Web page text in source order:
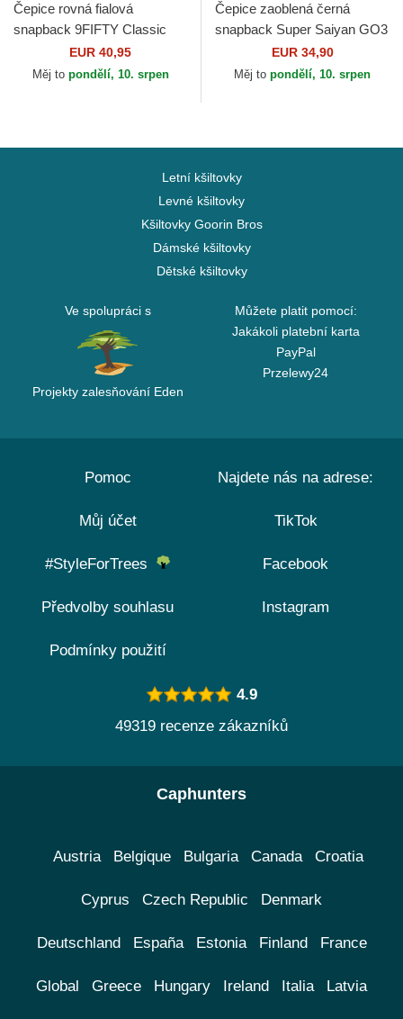
Čepice rovná fialová
snapback 9FIFTY Classic
Toronto Raptors NBA New
Era
EUR 40,95
Měj to pondělí, 10. srpen
Čepice zaoblená černá
snapback Super Saiyan GO3
Son Goku Dragon Ball
Capslab
EUR 34,90
Měj to pondělí, 10. srpen
Letní kšiltovky
Levné kšiltovky
Kšiltovky Goorin Bros
Dámské kšiltovky
Dětské kšiltovky
Ve spolupráci s
Projekty zalesňování Eden
Můžete platit pomocí:
Jakákoli platební karta
PayPal
Przelewy24
Pomoc
Můj účet
#StyleForTrees
Předvolby souhlasu
Podmínky použití
Najdete nás na adrese:
TikTok
Facebook
Instagram
4.9
49319 recenze zákazníků
Caphunters
Austria Belgique Bulgaria Canada Croatia
Cyprus Czech Republic Denmark
Deutschland España Estonia Finland France
Global Greece Hungary Ireland Italia Latvia